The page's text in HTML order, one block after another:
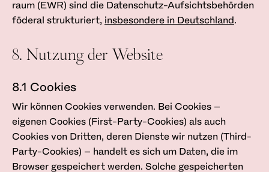
raum (EWR) sind die Datenschutz-Aufsichtsbehörden
föderal strukturiert, insbesondere in Deutschland .
8. Nutzung der Website
8.1 Cookies
Wir können Cookies verwenden. Bei Cookies –
eigenen Cookies (First-Party-Cookies) als auch
Cookies von Dritten, deren Dienste wir nutzen (Third-
Party-Cookies) – handelt es sich um Daten, die im
Browser gespeichert werden. Solche gespeicherten